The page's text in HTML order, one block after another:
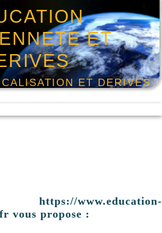
ET
ET DERIVES
www.education-
vous propose :